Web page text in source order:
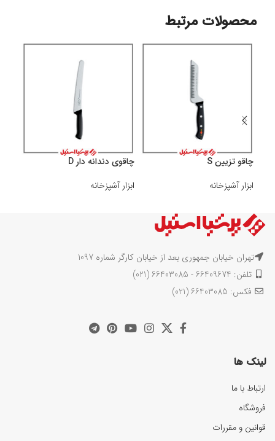
محصولات مرتبط
چاقو تزیین S
ابزار آشپزخانه
چاقوی دندانه دار D
ابزار آشپزخانه
تهران خیابان جمهوری بعد از خیابان کارگر شماره 1097
تلفن: 66409674 - 66403085 (021)
فکس: 66403085 (021)
لینک ها
ارتباط با ما
فروشگاه
قوانین و مقررات